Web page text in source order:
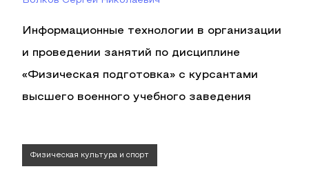
Информационные технологии в организации
и проведении занятий по дисциплине
«Физическая подготовка» с курсантами
высшего военного учебного заведения
Физическая культура и спорт